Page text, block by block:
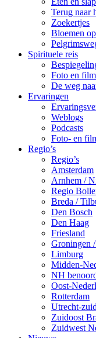
Terug naar
Zoekertjes
Bloemen
Spirituele reis
Foto en
De weg
Ervaringen
Weblogs
Podcasts
Foto- en
Regio’s
Regio’s
Amsterdam
Arnhem /
Regio
Breda /
Den Bosch
Den Haag
Friesland
Groningen
Limburg
Midden-
NH
Oost-
Rotterdam
Utrecht-
Zuidoost
Zuidwest